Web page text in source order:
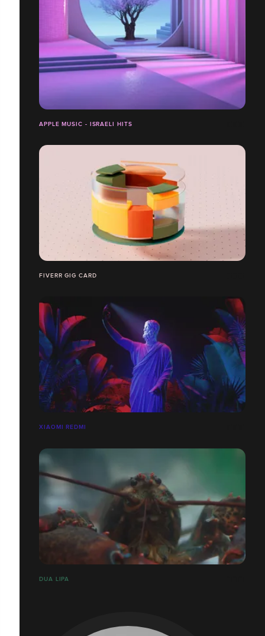
APPLE MUSIC - ISRAELI HITS
FIVERR GIG CARD
XIAOMI REDMI
DUA LIPA